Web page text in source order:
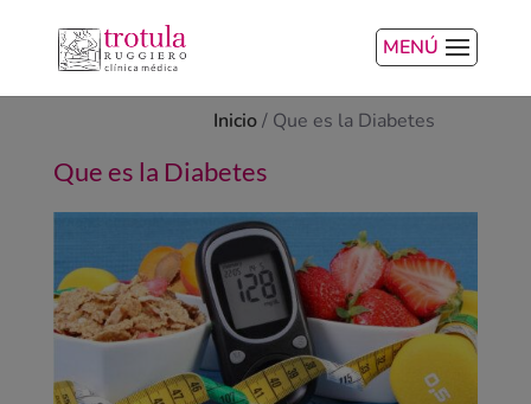
MENÚ
Inicio/ Que es la Diabetes
Que es la Diabetes